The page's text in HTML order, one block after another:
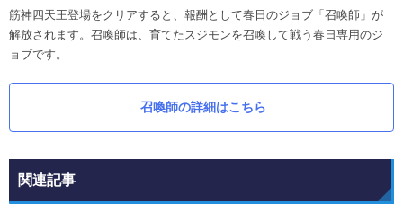
筋神四天王登場をクリアすると、報酬として春日のジョブ「召喚師」が
解放されます。召喚師は、育てたスジモンを召喚して戦う春日専用のジ
ョブです。
召喚師の詳細はこちら
関連記事